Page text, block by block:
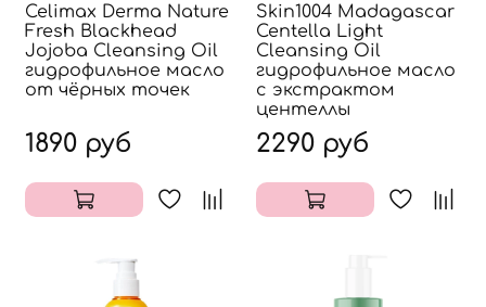
Celimax Derma Nature
Fresh Blackhead
Jojoba Cleansing Oil
гидрофильное масло
от чёрных точек
1890 руб
Skin1004 Madagascar
Centella Light
Cleansing Oil
гидрофильное масло
с экстрактом
центеллы
2290 руб